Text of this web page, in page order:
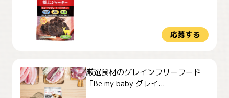
応募する
厳選食材のグレインフリーフード
「Be my baby グレイ...